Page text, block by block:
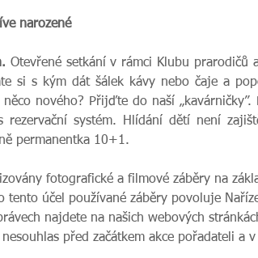
narozené
Otevřené setkání v rámci Klubu prarodičů
si s kým dát šálek kávy nebo čaje a
nového? Přijďte do naší
rezervační systém. Hlídání dětí není
permanentka 10+1.
fotografické a filmové záběry na
tento účel používané záběry povoluje
najdete na našich webových
před začátkem akce pořadateli a